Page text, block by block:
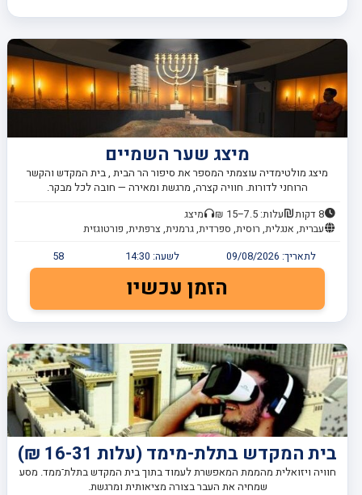
מיצג שער השמיים
מיצג מולטימדיה עוצמתי המספר את סיפור הר הבית , בית המקדש והקשר
הרוחני לדורות. חוויה קצרה, מרגשת ומאירה — חובה לכל מבקר.
8 דקות עלות: 7.5–15 ₪
מיצג
עברית, אנגלית, רוסית, ספרדית, גרמנית, צרפתית, פורטוגזית
לתאריך: 09/08/2026 לשעה: 14:30
58
הזמן עכשיו
בית המקדש בתלת-מימד (עלות 16-31 ₪)
חוויה ויזואלית מהממת המאפשרת לעמוד בתוך בית המקדש בתלת־ממד. מסע
שמחיה את העבר בצורה מציאותית ומרגשת.